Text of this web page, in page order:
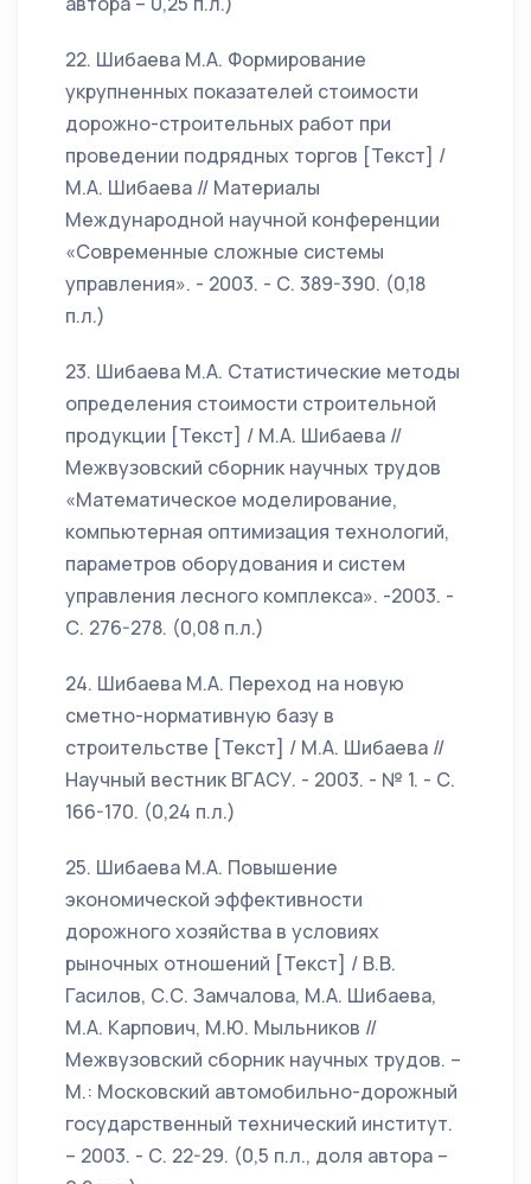
22. Шибаева М.А. Формирование
укрупненных показателей стоимости
дорожно-строительных работ при
проведении подрядных торгов [Текст] /
М.А. Шибаева // Материалы
Международной научной конференции
«Современные сложные системы
управления». - 2003. - С. 389-390. (0,18
п.л.)
23. Шибаева М.А. Статистические методы
определения стоимости строительной
продукции [Текст] / М.А. Шибаева //
Межвузовский сборник научных трудов
«Математическое моделирование,
компьютерная оптимизация технологий,
параметров оборудования и систем
управления лесного комплекса». -2003. -
С. 276-278. (0,08 п.л.)
24. Шибаева М.А. Переход на новую
сметно-нормативную базу в
строительстве [Текст] / М.А. Шибаева //
Научный вестник ВГАСУ. - 2003. - № 1. - С.
166-170. (0,24 п.л.)
25. Шибаева М.А. Повышение
экономической эффективности
дорожного хозяйства в условиях
рыночных отношений [Текст] / В.В.
Гасилов, С.С. Замчалова, М.А. Шибаева,
М.А. Карпович, М.Ю. Мыльников //
Межвузовский сборник научных трудов. –
М.: Московский автомобильно-дорожный
государственный технический институт.
– 2003. - С. 22-29. (0,5 п.л., доля автора –